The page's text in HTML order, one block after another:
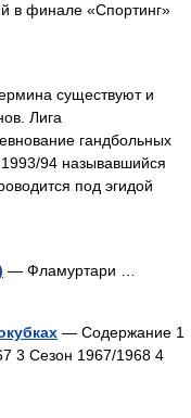
в финале «Спортинг»
существуют и
Лига
гандбольных
94 называвшийся
под эгидой
— Фламуртари …
— Содержание 1
3 Сезон 1967/1968 4